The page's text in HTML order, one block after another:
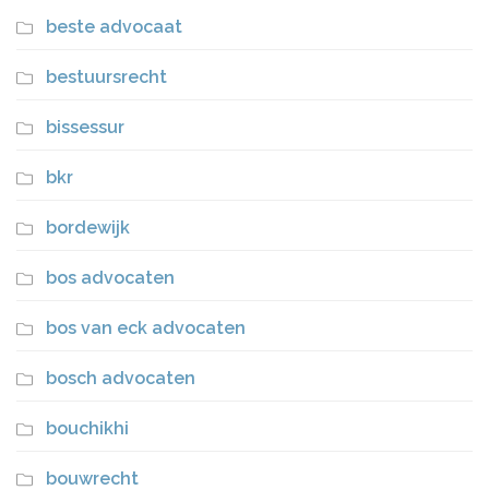
beste advocaat
bestuursrecht
bissessur
bkr
bordewijk
bos advocaten
bos van eck advocaten
bosch advocaten
bouchikhi
bouwrecht